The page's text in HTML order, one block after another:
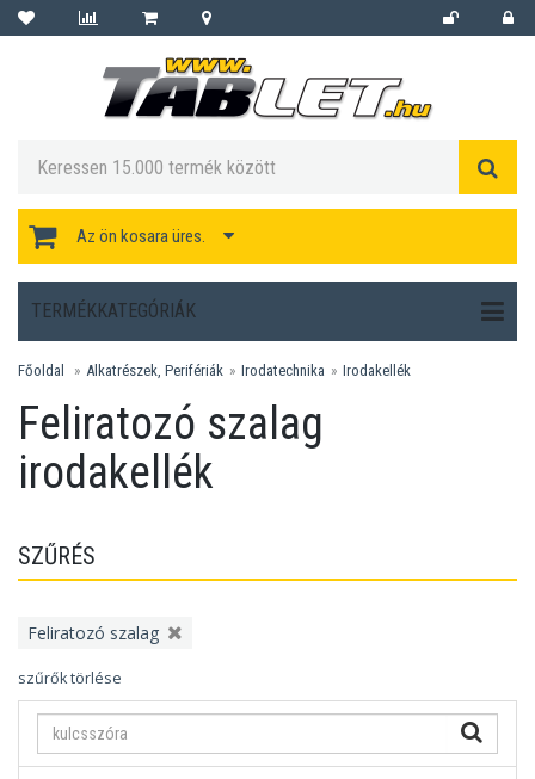
Az ön kosara üres.
TERMÉKKATEGÓRIÁK
Főoldal Alkatrészek, Perifériák Irodatechnika Irodakellék
Feliratozó szalag
irodakellék
SZŰRÉS
Feliratozó szalag
szűrők törlése